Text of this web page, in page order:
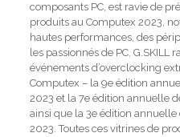
composants PC, est ravie de
produits au Computex 2023,
hautes performances, des
les passionnés de PC.
événements d’overclocking
Computex – la 9e édition
2023 et la 7e édition annuelle
ainsi que la 3e édition annuelle
2023. Toutes ces vitrines de